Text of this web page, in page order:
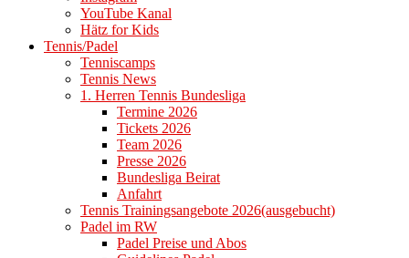
YouTube Kanal
Hätz for Kids
Tennis/Padel
Tenniscamps
Tennis News
1. Herren Tennis Bundesliga
Termine 2026
Tickets 2026
Team 2026
Presse 2026
Bundesliga Beirat
Anfahrt
Tennis Trainingsangebote 2026(ausgebucht)
Padel im RW
Padel Preise und Abos